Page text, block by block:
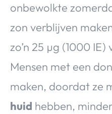
onbewolkte
zon verblijven
zo’n 25 µg (1000
Mensen met een
maken, doordat ze
huid hebben,